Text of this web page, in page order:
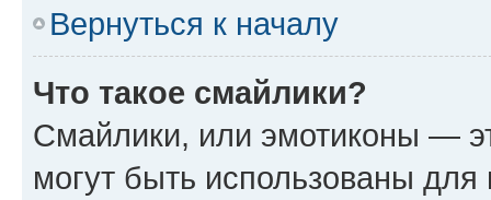
Вернуться к началу
Что такое смайлики?
Смайлики, или эмотиконы —
могут быть использованы